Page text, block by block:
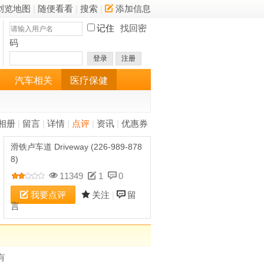
览地图 随便看看 搜索 添加信息
记住
找回密
码
登录 注册
汽车相关 医疗保健
册 留言 详情 点评 资讯 优惠券
滑铁卢车道 Driveway (226-989-878
8)
11349 1
0
我要点评
关注
留
言